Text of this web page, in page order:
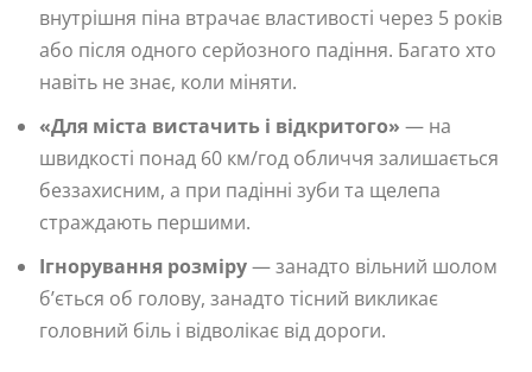
внутрішня піна втрачає властивості через 5 років
або після одного серйозного падіння. Багато хто
навіть не знає, коли міняти.
«Для міста вистачить і відкритого» — на
швидкості понад 60 км/год обличчя залишається
беззахисним, а при падінні зуби та щелепа
страждають першими.
Ігнорування розміру— занадто вільний шолом
б’ється об голову, занадто тісний викликає
головний біль і відволікає від дороги.